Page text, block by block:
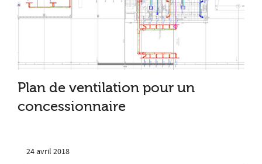
Plan de ventilation pour un
concessionnaire
24 avril 2018